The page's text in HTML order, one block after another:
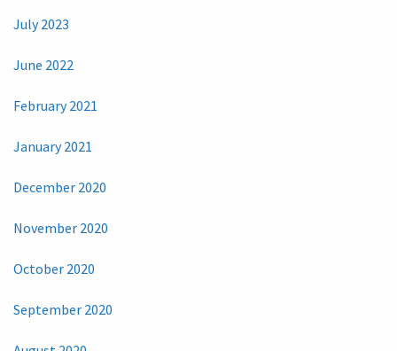
July 2023
June 2022
February 2021
January 2021
December 2020
November 2020
October 2020
September 2020